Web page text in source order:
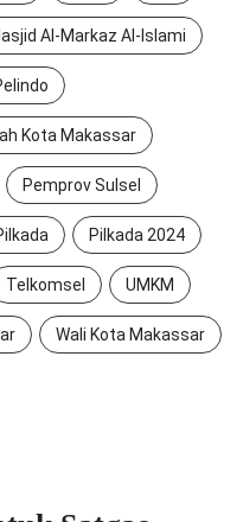
Al-Markaz Al-Islami
Kota Makassar
Pemprov Sulsel
Pilkada 2024
Telkomsel UMKM
Wali Kota Makassar